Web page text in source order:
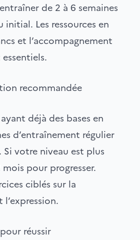
de 2 à 6 semaines
Les ressources en
et l’accompagnement
recommandée
déjà des bases en
d’entraînement régulier
votre niveau est plus
pour progresser.
ciblés sur la
réussir